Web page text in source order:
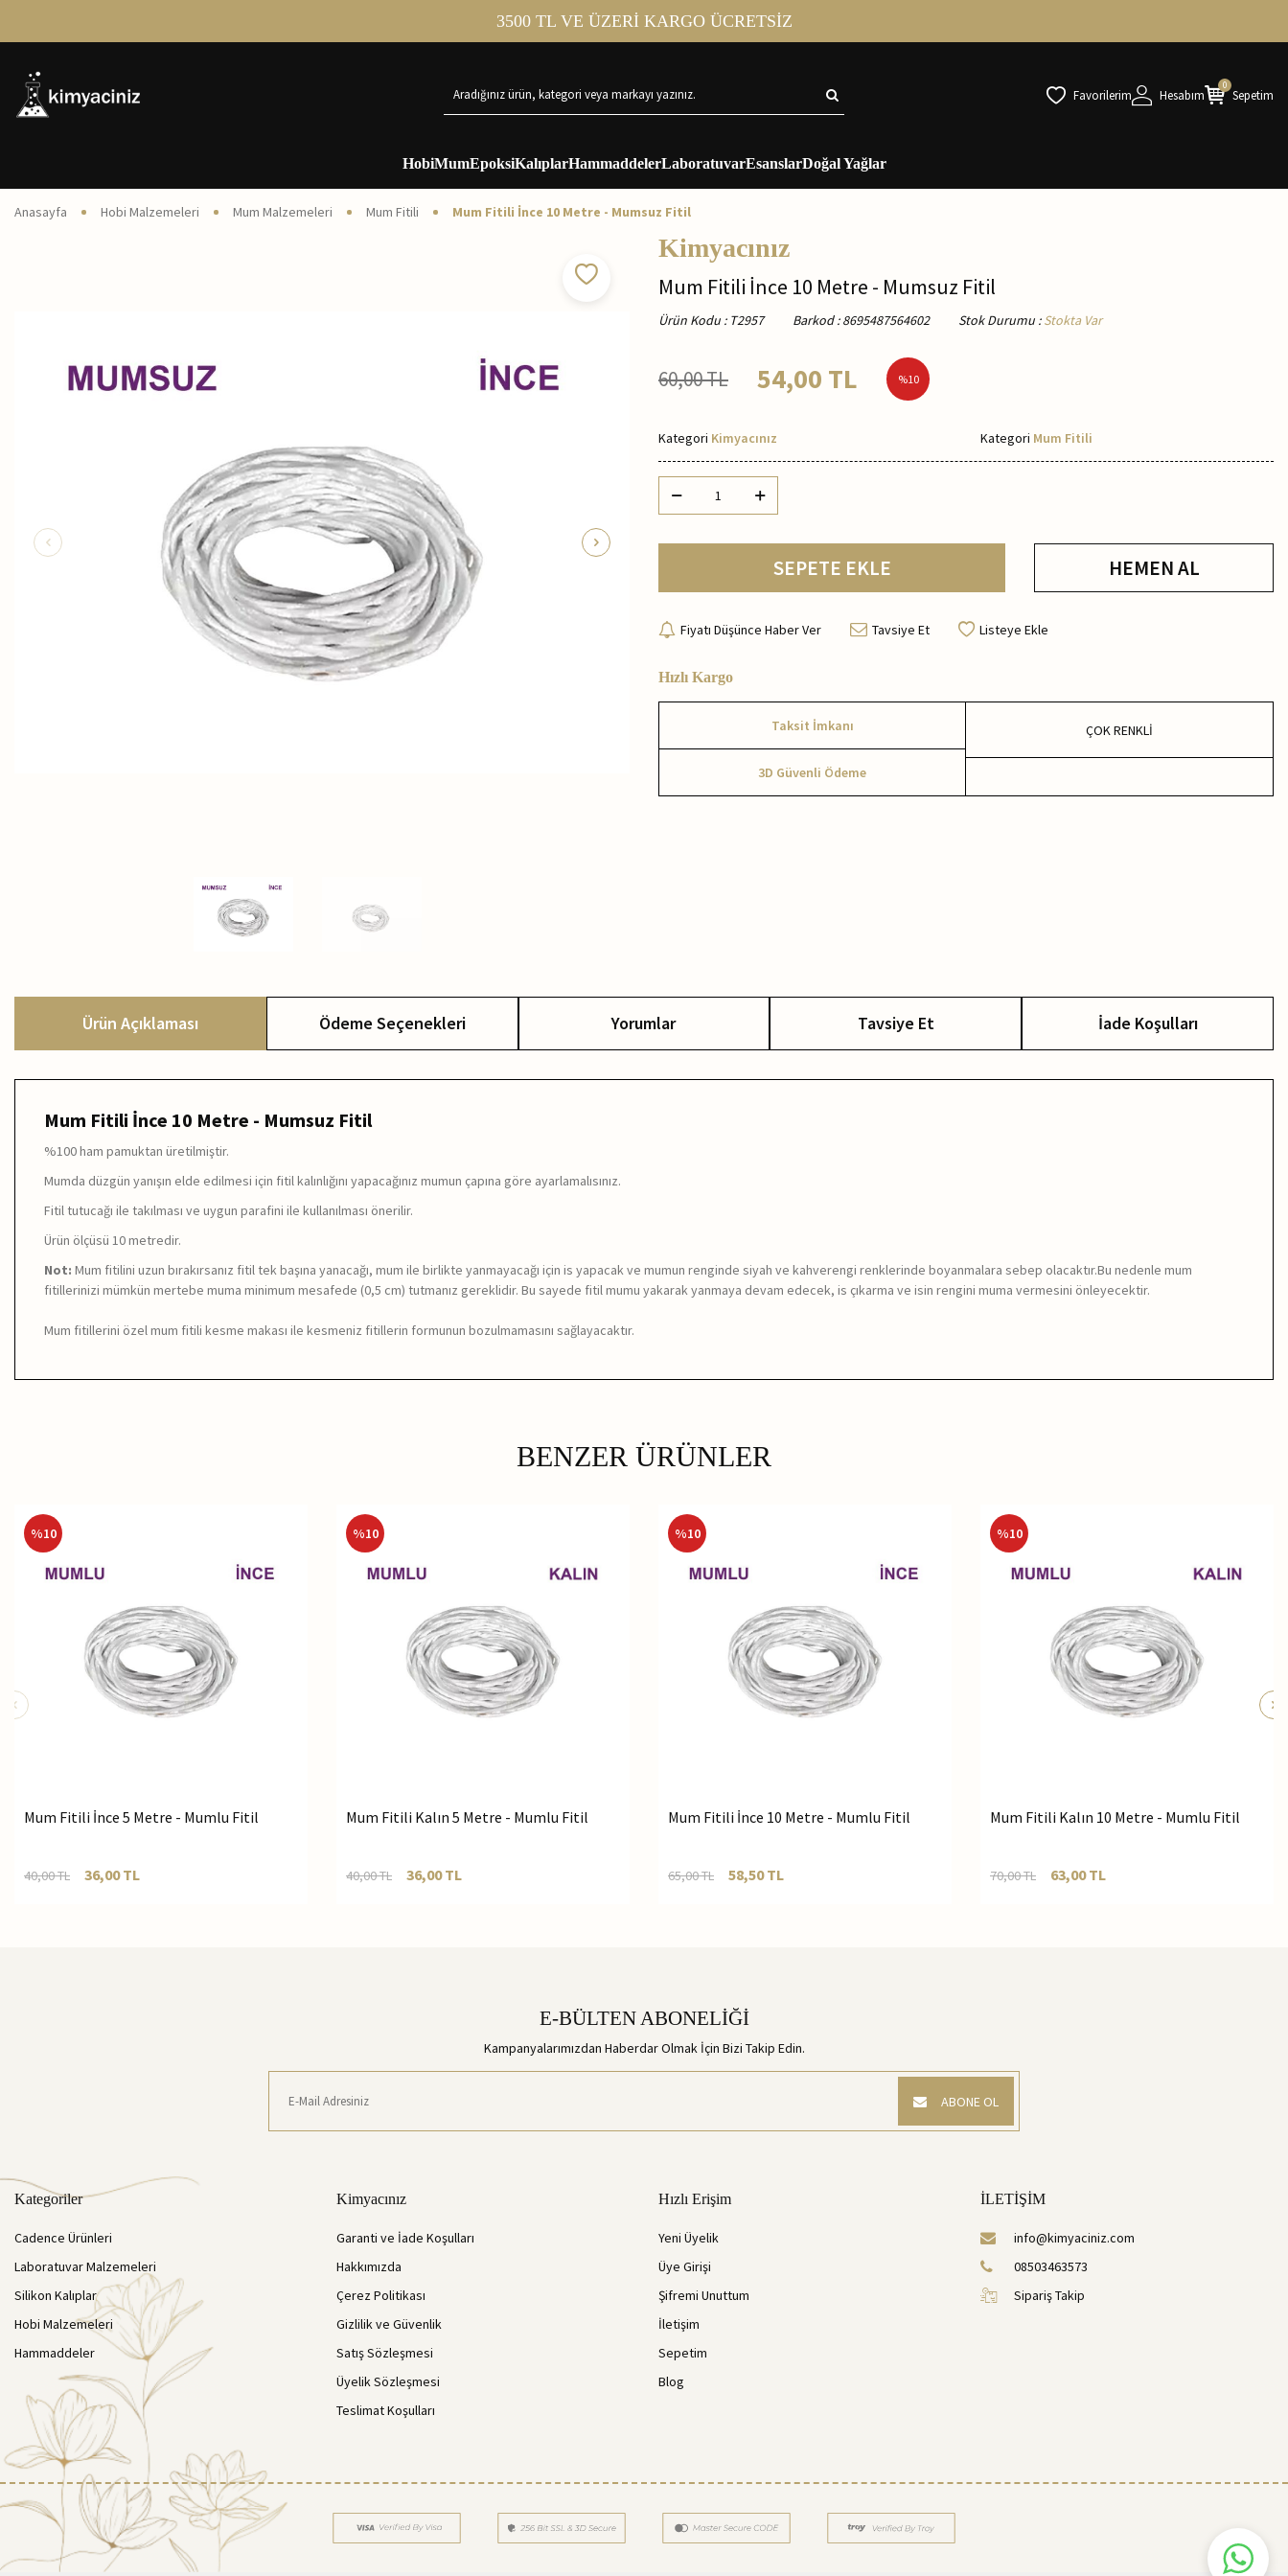
3500 TL VE ÜZERİ KARGO ÜCRETSİZ
Favorilerim Hesabım
0
Sepetim
HobiMumEpoksiKalıplarHammaddelerLaboratuvarEsanslarDoğal Yağlar
Anasayfa Hobi Malzemeleri Mum Malzemeleri Mum Fitili Mum Fitili İnce 10 Metre - Mumsuz Fitil
Kimyacınız
Mum Fitili İnce 10 Metre - Mumsuz Fitil
Ürün Kodu : T2957 Barkod : 8695487564602 Stok Durumu : Stokta Var
60,00TL 54,00 TL %10
Kategori Kimyacınız Kategori Mum Fitili
SEPETE EKLE HEMEN AL
Fiyatı Düşünce Haber Ver Tavsiye Et Listeye Ekle
Hızlı Kargo
Taksit İmkanı
3D Güvenli Ödeme
ÇOK RENKLİ
Ürün Açıklaması Ödeme Seçenekleri Yorumlar Tavsiye Et İade Koşulları
Mum Fitili İnce 10 Metre - Mumsuz Fitil
%100 ham pamuktan üretilmiştir.
Mumda düzgün yanışın elde edilmesi için fitil kalınlığını yapacağınız mumun çapına göre ayarlamalısınız.
Fitil tutucağı ile takılması ve uygun parafini ile kullanılması önerilir.
Ürün ölçüsü 10 metredir.
Not: Mum fitilini uzun bırakırsanız fitil tek başına yanacağı, mum ile birlikte yanmayacağı için is yapacak ve mumun renginde siyah ve kahverengi renklerinde boyanmalara sebep olacaktır.Bu nedenle mum
fitillerinizi mümkün mertebe muma minimum mesafede (0,5 cm) tutmanız gereklidir. Bu sayede fitil mumu yakarak yanmaya devam edecek, is çıkarma ve isin rengini muma vermesini önleyecektir.
Mum fitillerini özel mum fitili kesme makası ile kesmeniz fitillerin formunun bozulmamasını sağlayacaktır.
BENZER ÜRÜNLER
%10
Mum Fitili İnce 5 Metre - Mumlu Fitil
40,00TL 36,00TL
%10
Mum Fitili Kalın 5 Metre - Mumlu Fitil
40,00TL 36,00TL
%10
Mum Fitili İnce 10 Metre - Mumlu Fitil
65,00TL 58,50TL
%10
Mum Fitili Kalın 10 Metre - Mumlu Fitil
70,00TL 63,00TL
E-BÜLTEN ABONELİĞİ
Kampanyalarımızdan Haberdar Olmak İçin Bizi Takip Edin.
ABONE OL
Kategoriler
Cadence Ürünleri
Laboratuvar Malzemeleri
Silikon Kalıplar
Hobi Malzemeleri
Hammaddeler
Kimyacınız
Garanti ve İade Koşulları
Hakkımızda
Çerez Politikası
Gizlilik ve Güvenlik
Satış Sözleşmesi
Üyelik Sözleşmesi
Teslimat Koşulları
Hızlı Erişim
Yeni Üyelik
Üye Girişi
Şifremi Unuttum
İletişim
Sepetim
Blog
İLETİŞİM
info@kimyaciniz.com
08503463573
Sipariş Takip